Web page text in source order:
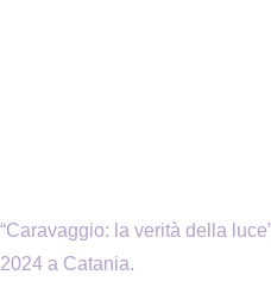
“Caravaggio: la verità della
2024 a Catania.